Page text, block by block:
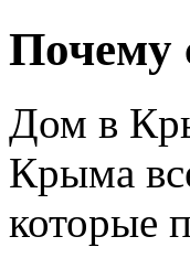
Почему
Дом в
Крыма
которые